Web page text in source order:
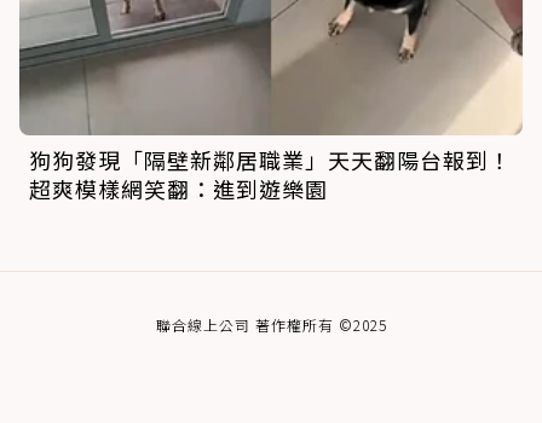
狗狗發現「隔壁新鄰居職業」天天翻陽台報到！
超爽模樣網笑翻：進到遊樂園
聯合線上公司 著作權所有 ©2025